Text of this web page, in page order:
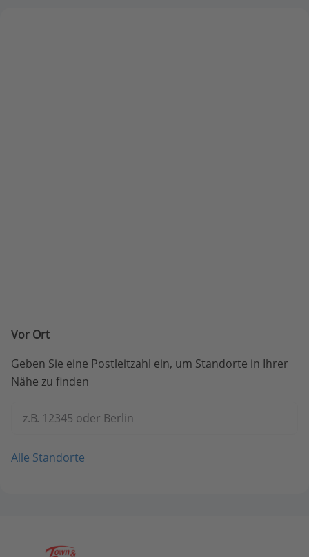
Vor Ort
Geben Sie eine Postleitzahl ein, um Standorte in Ihrer
Nähe zu finden
z.B. 12345 oder Berlin
Alle Standorte